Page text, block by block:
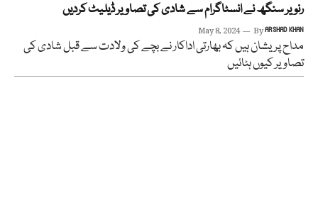
رنویر سنگھ نے انسٹاگرام سے شادی کی تصاویر ڈیلیٹ کردیں
May 8, 2024 ByARSHAD KHAN
مداح پریشان ہیں کہ بھارتی اداکار نے بچے کی ولادت سے قبل شادی کی
تصاویر کیوں ہٹائیں